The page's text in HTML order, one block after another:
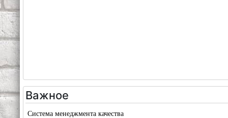
Важное
Система менеджмента качества